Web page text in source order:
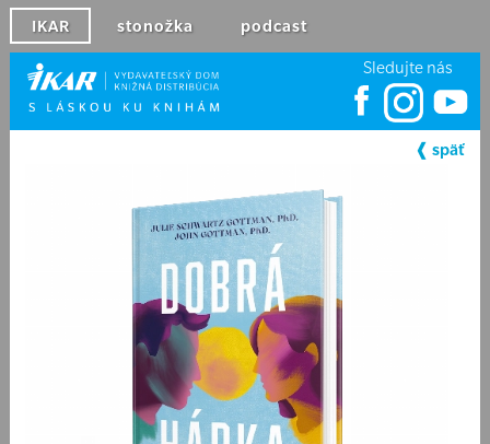
IKAR stonožka podcast
Sledujte nás
❰ späť